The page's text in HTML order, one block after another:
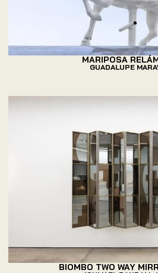
MARIPOSA
GUADALUPE
BIOMBO TWO WAY